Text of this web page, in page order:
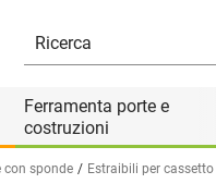
Ferramenta porte e
costruzioni
con sponde Estraibili per cassetto